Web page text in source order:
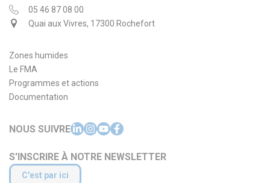
05 46 87 08 00
Quai aux Vivres, 17300 Rochefort
Zones humides
Le FMA
Programmes et actions
Documentation
NOUS SUIVRE
S'INSCRIRE À NOTRE NEWSLETTER
C'est par ici